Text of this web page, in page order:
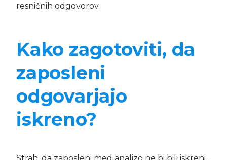
resničnih odgovorov.
Kako zagotoviti, da
zaposleni
odgovarjajo
iskreno?
Strah, da zaposleni med analizo ne bi bili iskreni,